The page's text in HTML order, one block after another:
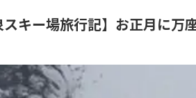
スキー場旅行記】お正月に